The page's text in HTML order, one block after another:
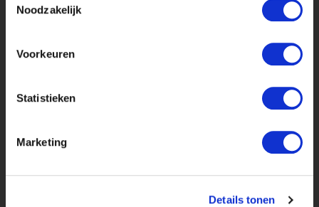
Noodzakelijk
Voorkeuren
Statistieken
Marketing
Details tonen
Swiss Raclette Bites
Watermolenweg 7
Wijk bij Duurstede
+3188-7676700